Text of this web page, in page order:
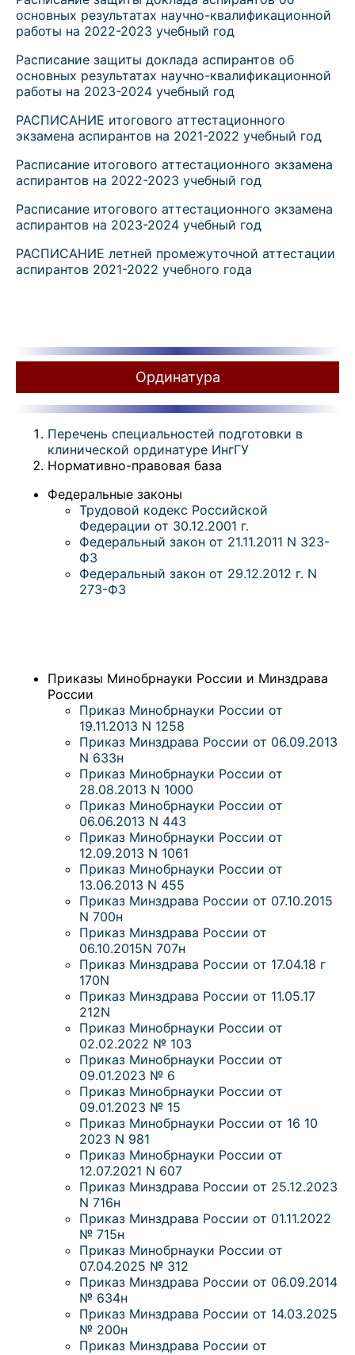
основных результатах научно-квалификационной
работы на 2022-2023 учебный год
Расписание защиты доклада аспирантов об
основных результатах научно-квалификационной
работы на 2023-2024 учебный год
РАСПИСАНИЕ итогового аттестационного
экзамена аспирантов на 2021-2022 учебный год
Расписание итогового аттестационного экзамена
аспирантов на 2022-2023 учебный год
Расписание итогового аттестационного экзамена
аспирантов на 2023-2024 учебный год
РАСПИСАНИЕ летней промежуточной аттестации
аспирантов 2021-2022 учебного года
Ординатура
Перечень специальностей подготовки в
клинической ординатуре ИнгГУ
Нормативно-правовая база
Федеральные законы
Трудовой кодекс Российской
Федерации от 30.12.2001 г.
Федеральный закон от 21.11.2011 N 323-
ФЗ
Федеральный закон от 29.12.2012 г. N
273-ФЗ
Приказы Минобрнауки России и Минздрава
России
Приказ Минобрнауки России от
19.11.2013 N 1258
Приказ Минздрава России от 06.09.2013
N 633н
Приказ Минобрнауки России от
28.08.2013 N 1000
Приказ Минобрнауки России от
06.06.2013 N 443
Приказ Минобрнауки России от
12.09.2013 N 1061
Приказ Минобрнауки России от
13.06.2013 N 455
Приказ Минздрава России от 07.10.2015
N 700н
Приказ Минздрава России от
06.10.2015N 707н
Приказ Минздрава России от 17.04.18 г
170N
Приказ Минздрава России от 11.05.17
212N
Приказ Минобрнауки России от
02.02.2022 № 103
Приказ Минобрнауки России от
09.01.2023 № 6
Приказ Минобрнауки России от
09.01.2023 № 15
Приказ Минобрнауки России от 16 10
2023 N 981
Приказ Минобрнауки России от
12.07.2021 N 607
Приказ Минздрава России от 25.12.2023
N 716н
Приказ Минздрава России от 01.11.2022
№ 715н
Приказ Минобрнауки России от
07.04.2025 № 312
Приказ Минздрава России от 06.09.2014
№ 634н
Приказ Минздрава России от 14.03.2025
№ 200н
Приказ Минздрава России от